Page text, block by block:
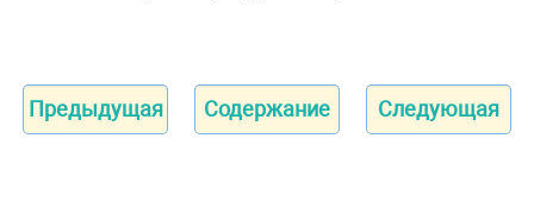
Предыдущая Содержание Следующая